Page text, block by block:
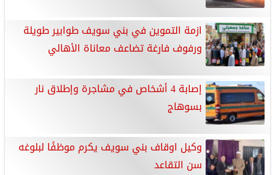
ازمة التموين في بني سويف طوابير طويلة
ورفوف فارغة تضاعف معاناة الأهالي
إصابة 4 أشخاص في مشاجرة وإطلاق نار
بسوهاج
وكيل اوقاف بني سويف يكرم موظفًا لبلوغه
سن التقاعد